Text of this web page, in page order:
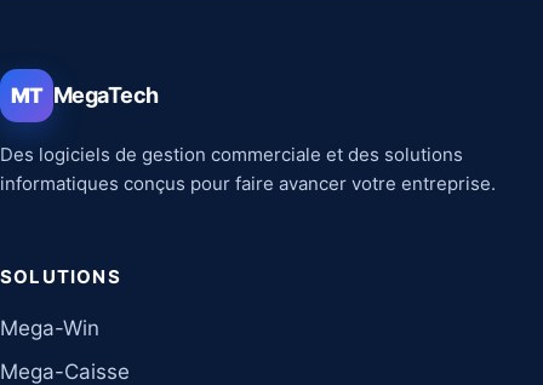
MT MegaTech
Des logiciels de gestion commerciale et des solutions
informatiques conçus pour faire avancer votre entreprise.
SOLUTIONS
Mega-Win
Mega-Caisse